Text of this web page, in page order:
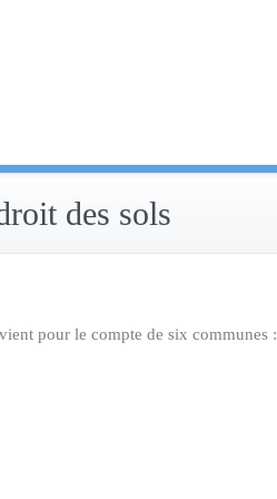
des sols
pour le compte de six communes :